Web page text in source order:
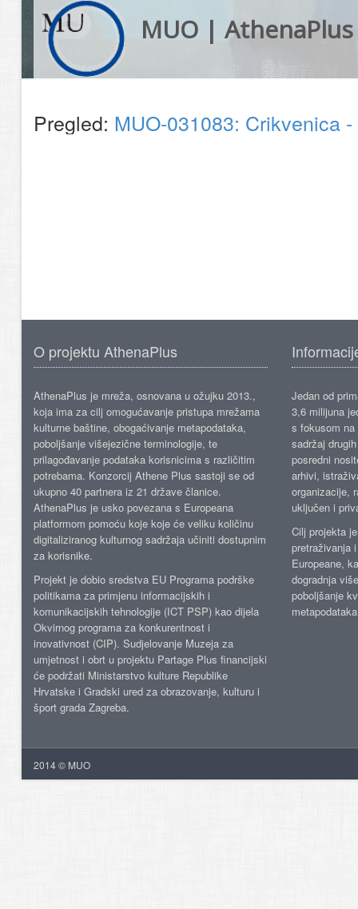
MUO | AthenaPlus
Pregled: MUO-031083: Crikvenica
O projektu AthenaPlus
AthenaPlus je mreža, osnovana u ožujku 2013.,
koja ima za cilj omogućavanje pristupa mrežama
kulturne baštine, obogaćivanje metapodataka,
poboljšanje višejezične terminologije, te
prilagođavanje podataka korisnicima s različitim
potrebama. Konzorcij Athene Plus sastoji se od
ukupno 40 partnera iz 21 države članice.
AthenaPlus je usko povezana s Europeana
platformom pomoću koje koje će veliku količinu
digitaliziranog kulturnog sadržaja učiniti dostupnim
za korisnike.
Projekt je dobio sredstva EU Programa podrške
politikama za primjenu informacijskih i
komunikacijskih tehnologije (ICT PSP) kao dijela
Okvirnog programa za konkurentnost i
inovativnost (CIP). Sudjelovanje Muzeja za
umjetnost i obrt u projektu Partage Plus financijski
će podržati Ministarstvo kulture Republike
Hrvatske i Gradski ured za obrazovanje, kulturu i
šport grada Zagreba.
Jedan od
3,6 milijuna
s fokusom
sadržaj
posredni
arhivi,
organizacije,
uključen i
Cilj projekta
pretraživanja
Europeane,
dogradnja
poboljšanje
2014 © MUO